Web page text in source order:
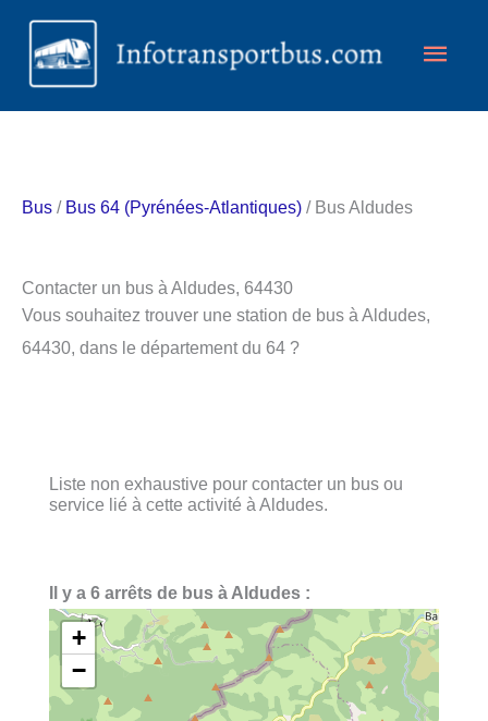
Aller
contenu
Bus / Bus 64 (Pyrénées-Atlantiques) / Bus Aldudes
Contacter un bus à Aldudes, 64430
Vous souhaitez trouver une station de bus à Aldudes,
64430, dans le département du 64 ?
Liste non exhaustive pour contacter un bus ou
service lié à cette activité à Aldudes.
Il y a 6 arrêts de bus à Aldudes :
+
−